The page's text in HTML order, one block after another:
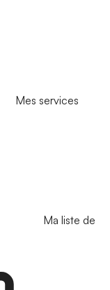
Mes services
Ma liste de